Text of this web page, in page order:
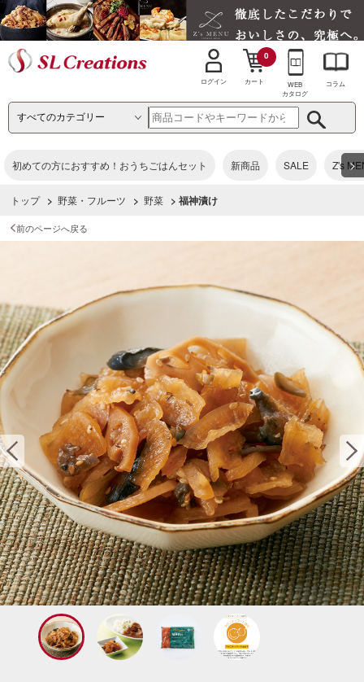
ログイン カート
0
WEB
カタログ
コラム
初めての方におすすめ！おうちごはんセット 新商品 SALE Z's >
トップ > 野菜・フルーツ > 野菜 > 福神漬け
前のページへ戻る